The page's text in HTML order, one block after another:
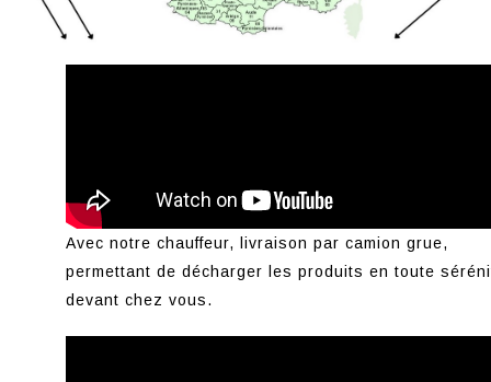
Avec notre chauffeur, livraison par camion grue,
permettant de décharger les produits en toute
devant chez vous.